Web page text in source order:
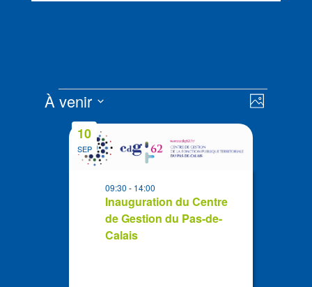
Évènements de
Photo
À venir
Sélectionnez
List
events
SEP
10
Inauguration du Centre
de Gestion du Pas-de-
Calais
09:30- 14:00